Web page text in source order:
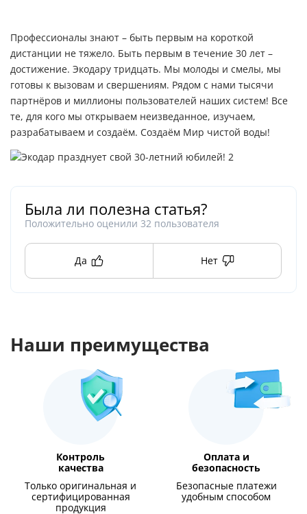
Профессионалы знают – быть первым на короткой
дистанции не тяжело. Быть первым в течение 30 лет –
достижение. Экодару тридцать. Мы молоды и смелы, мы
готовы к вызовам и свершениям. Рядом с нами тысячи
партнёров и миллионы пользователей наших систем! Все
те, для кого мы открываем неизведанное, изучаем,
разрабатываем и создаём. Создаём Мир чистой воды!
Была ли полезна статья?
Положительно оценили 32 пользователя
Да Нет
Наши преимущества
Контроль
качества
Только оригинальная и
сертифицированная
продукция
Оплата и
безопасность
Безопасные платежи
удобным способом